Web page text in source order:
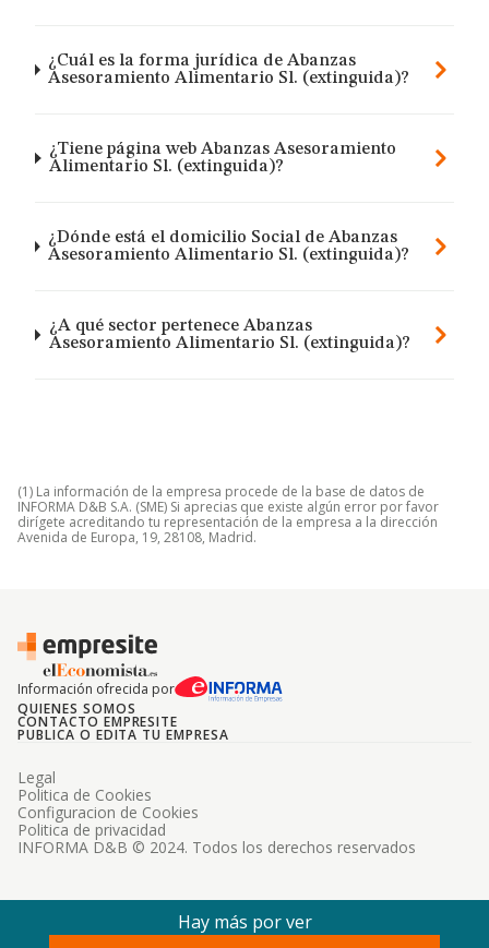
¿Cuál es la forma jurídica de Abanzas
Asesoramiento Alimentario Sl. (extinguida)?
¿Tiene página web Abanzas Asesoramiento
Alimentario Sl. (extinguida)?
¿Dónde está el domicilio Social de Abanzas
Asesoramiento Alimentario Sl. (extinguida)?
¿A qué sector pertenece Abanzas
Asesoramiento Alimentario Sl. (extinguida)?
(1) La información de la empresa procede de la base de datos de
INFORMA D&B S.A. (SME) Si aprecias que existe algún error por favor
dirígete acreditando tu representación de la empresa a la dirección
Avenida de Europa, 19, 28108, Madrid.
Información ofrecida por
QUIENES SOMOS
CONTACTO EMPRESITE
PUBLICA O EDITA TU EMPRESA
INFORMA D&B © 2024. Todos los derechos reservados
Legal
Politica de Cookies
Configuracion de Cookies
Politica de privacidad
Hay más por ver